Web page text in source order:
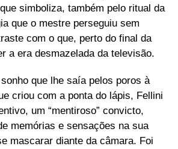
simboliza, também pelo ritual da
que o mestre perseguiu sem
com o que, perto do final da
a era desmazelada da televisão.
que lhe saía pelos poros à
criou com a ponta do lápis, Fellini
um “mentiroso” convicto,
memórias e sensações na sua
mascarar diante da câmara. Foi